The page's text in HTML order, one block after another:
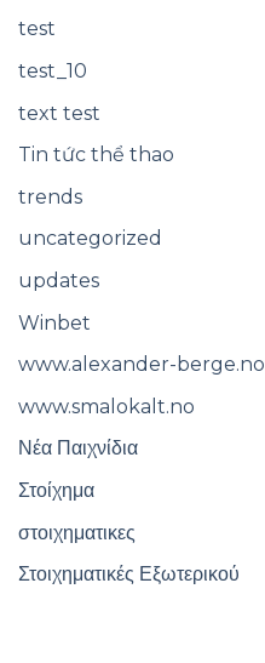
test
test_10
text test
Tin tức thể thao
trends
uncategorized
updates
Winbet
www.alexander-berge.no
www.smalokalt.no
Νέα Παιχνίδια
Στοίχημα
στοιχηματικες
Στοιχηματικές Εξωτερικού